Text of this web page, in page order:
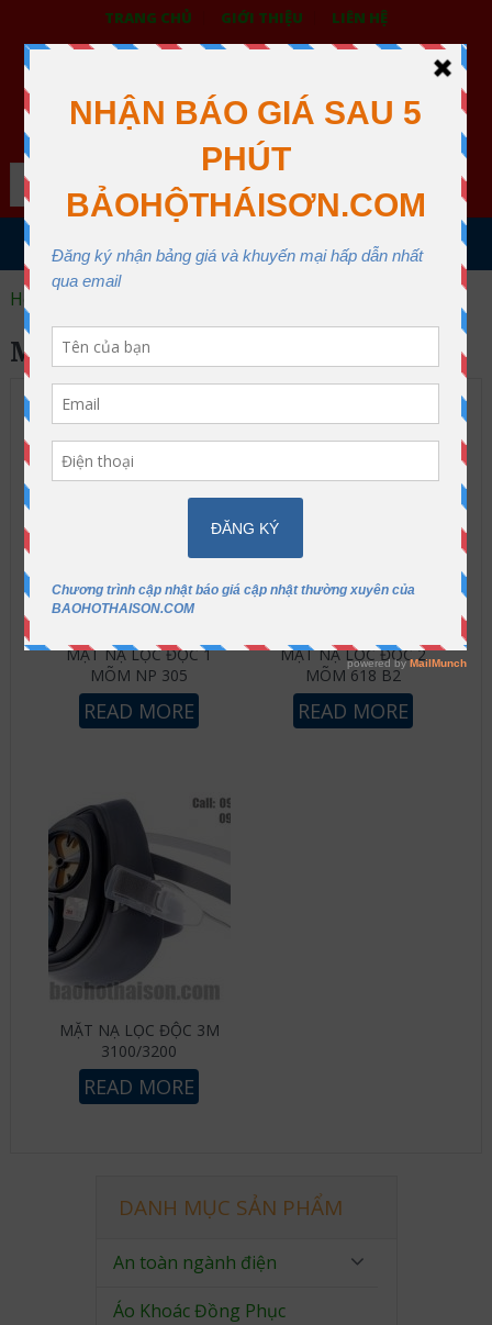
TRANG CHỦ GIỚI THIỆU LIÊN HỆ
BẢO HỘ LAO ĐỘNG THÁI SƠN
XƯỞNG MAY THÁI SƠN QUẬN 12
Search
MENU
Home
MẶT NẠ PHÒNG ĐỘC
MẶT NẠ LỌC ĐỘC 1
MÕM NP 305
READ MORE
MẶT NẠ LỌC ĐỘC 2
MÕM 618 B2
READ MORE
MẶT NẠ LỌC ĐỘC 3M
3100/3200
READ MORE
DANH MỤC SẢN PHẨM
An toàn ngành điện
Áo Khoác Đồng Phục